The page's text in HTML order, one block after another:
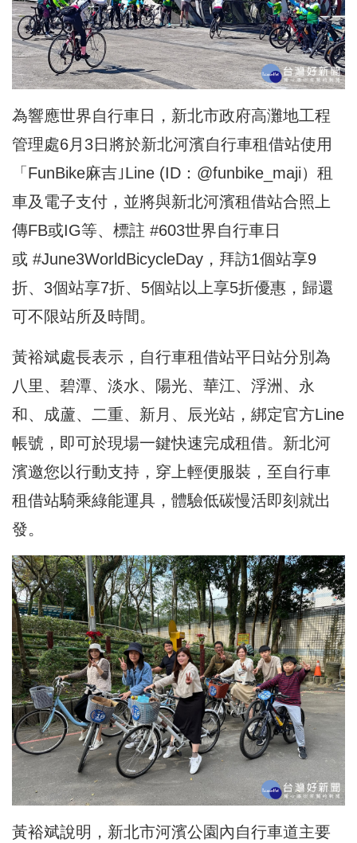
為響應世界自行車日，新北市政府高灘地工程
管理處6月3日將於新北河濱自行車租借站使用
「FunBike麻吉｣Line (ID：@funbike_maji）租
車及電子支付，並將與新北河濱租借站合照上
傳FB或IG等、標註 #603世界自行車日
或 #June3WorldBicycleDay，拜訪1個站享9
折、3個站享7折、5個站以上享5折優惠，歸還
可不限站所及時間。
黃裕斌處長表示，自行車租借站平日站分別為
八里、碧潭、淡水、陽光、華江、浮洲、永
和、成蘆、二重、新月、辰光站，綁定官方Line
帳號，即可於現場一鍵快速完成租借。新北河
濱邀您以行動支持，穿上輕便服裝，至自行車
租借站騎乘綠能運具，體驗低碳慢活即刻就出
發。
黃裕斌說明，新北市河濱公園內自行車道主要